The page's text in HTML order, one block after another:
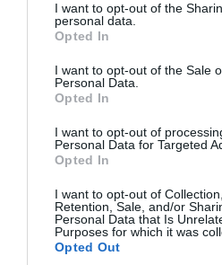
not limited to your visit or usage
grant or deny consent to Google
use your data for below specified
consent section.
I want to opt-out of the
personal data.
Opted In
I want to opt-out of the Sale
Personal Data.
Opted In
I want to opt-out of
Personal Data for Targeted
Opted In
I want to opt-out of
Retention, Sale, and/or
Personal Data that Is
Purposes for which it was
Opted Out
Μπρούκλιν Μπέκαμ:
των γονιών του – «Δεν
μαζί τους»